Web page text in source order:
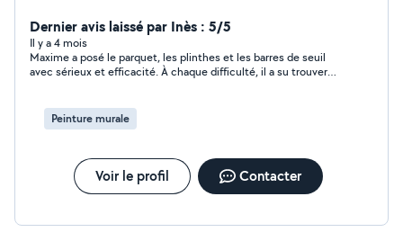
Tonte/ Taillage / Élagage faible hauteur/ Petit travaux.
ACTIVITÉ + MaxYon DJ-Animateur Son & Lumière &
Animation Créateur d'émotions
Dernier avis laissé par Inès : 5/5
Il y a 4 mois
Maxime a posé le parquet, les plinthes et les barres de seuil
avec sérieux et efficacité. À chaque difficulté, il a su trouver
particulièrement agréable. Un professionnel compétent et très
gentil, que je recommande sans hésitation.
Peinture murale
Voir le profil Contacter